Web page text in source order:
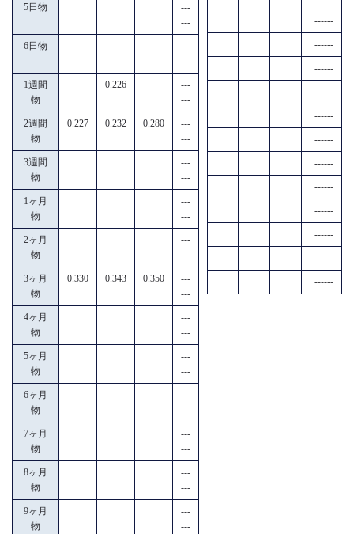
5日物
---
---
6日物
---
---
1週間
物
0.226
---
---
2週間
物
0.227 0.232 0.280
---
---
3週間
物
---
---
1ヶ月
物
---
---
2ヶ月
物
---
---
3ヶ月
物
0.330 0.343 0.350
---
---
4ヶ月
物
---
---
5ヶ月
物
---
---
6ヶ月
物
---
---
7ヶ月
物
---
---
8ヶ月
物
---
---
9ヶ月
物
---
---
------
------
------
------
------
------
------
------
------
------
------
------